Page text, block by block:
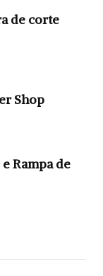
de corte
Shop
Rampa de